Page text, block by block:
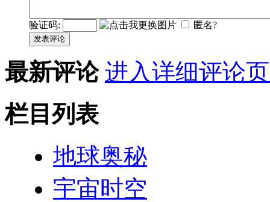
验证码: 匿名?
发表评论
最新评论 进入详细评论
栏目列表
地球奥秘
宇宙时空